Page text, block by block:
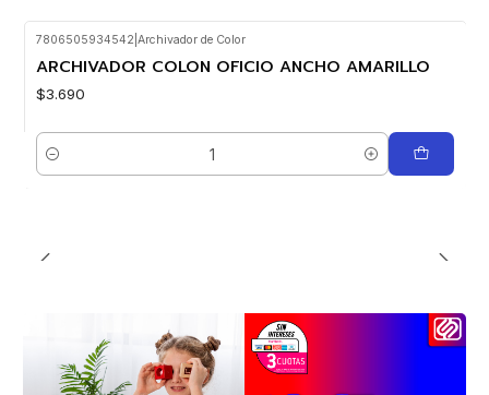
7806505934542 Archivador de Color
ARCHIVADOR COLON OFICIO ANCHO AMARILLO
$3.690
Cantidad